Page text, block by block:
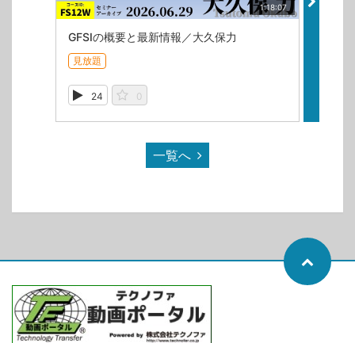
1:18:07
GFSIの概要と最新情報／大久保力
見放題
24 0
一覧へ